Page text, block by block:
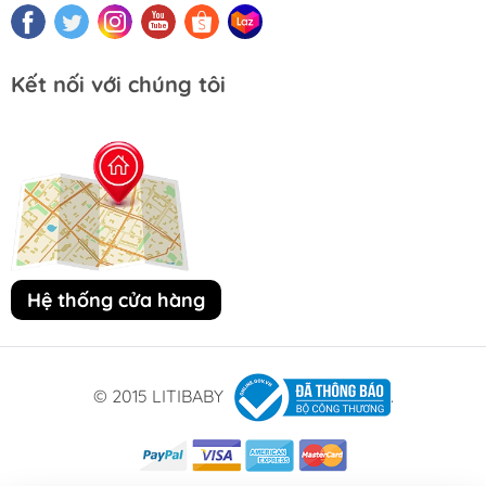
Kết nối với chúng tôi
Hệ thống cửa hàng
© 2015 LITIBABY .